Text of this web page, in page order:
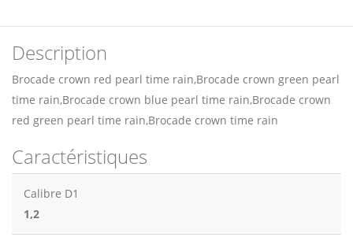
Description
Brocade crown red pearl time rain,Brocade crown green pearl
time rain,Brocade crown blue pearl time rain,Brocade crown
red green pearl time rain,Brocade crown time rain
Caractéristiques
Calibre D1
1,2